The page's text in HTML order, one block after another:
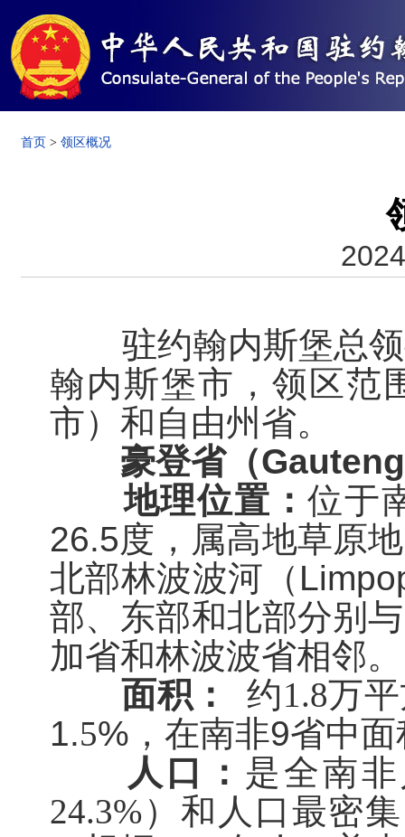
首页 > 领区概况
驻约翰内斯堡总
翰内斯堡市，领区范
市） 和自由州省。
豪登省（
地理位置：位于
26.5度，属高地草原
北部林波波河（
部、东部和北部分别
加省和林波波省相邻。
面积：
约1.8万
1.5% ， 在南非9省中
人口： 是全南
24.3%） 和 人口最密